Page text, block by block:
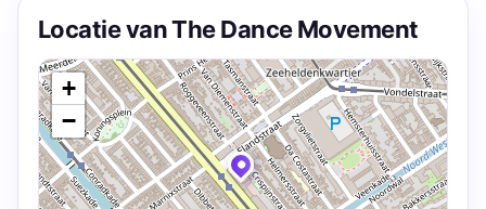
Locatie van The Dance Movement
+
−